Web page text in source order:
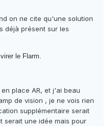
on ne cite qu'une solution
déjà présent sur les
le Flarm.
place AR, et j'ai beau
de vision , je ne vois rien
supplémentaire serait
serait une idée mais pour